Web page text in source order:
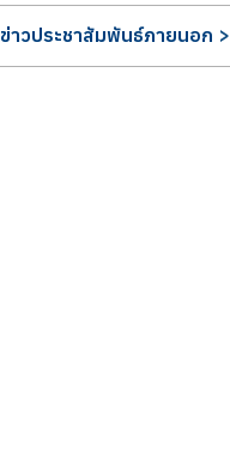
ข่าวประชาสัมพันธ์ภายนอก >